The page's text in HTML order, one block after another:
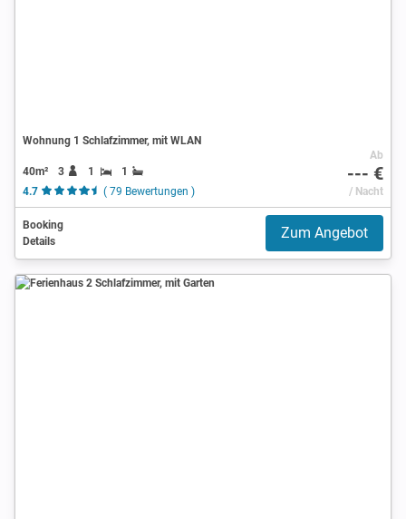
Wohnung 1 Schlafzimmer, mit WLAN
40m² 3 1
1
4.7
( 79 Bewertungen )
Ab
--- €
/ Nacht
Booking
Details
Zum Angebot